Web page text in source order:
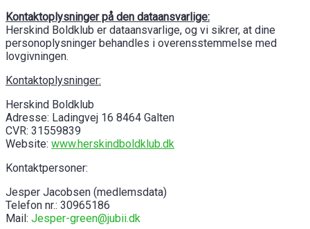
Kontaktoplysninger på den dataansvarlige:
Herskind Boldklub er dataansvarlige, og vi sikrer, at dine
personoplysninger behandles i overensstemmelse med
lovgivningen.
Kontaktoplysninger:
Herskind Boldklub
Adresse: Ladingvej 16 8464 Galten
CVR: 31559839
Website: www.herskindboldklub.dk
Kontaktpersoner:
Jesper Jacobsen (medlemsdata)
Telefon nr.: 30965186
Mail: Jesper-green@jubii.dk